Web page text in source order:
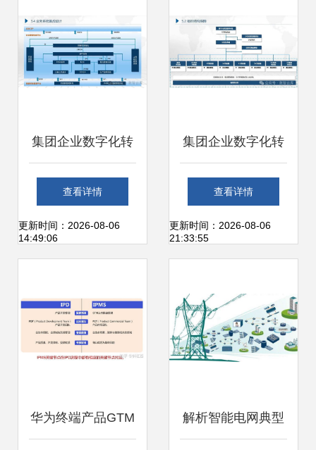
集团企业数字化转
型蓝图规划及顶层
设计建设实施方案
实施的全方位路径
图与信息系统运行
查看详情
更新时间：2026-08-06
14:49:06
集团企业数字化转
型蓝图规划及顶层
设计建设实施方案
实施的全方位路径
图与信息系统运行
查看详情
更新时间：2026-08-06
21:33:55
华为终端产品GTM 解析智能电网典型